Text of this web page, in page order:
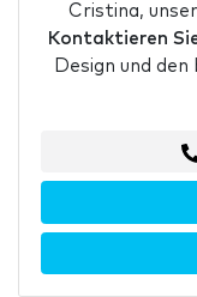
Cristina,
Kontaktieren
Design und